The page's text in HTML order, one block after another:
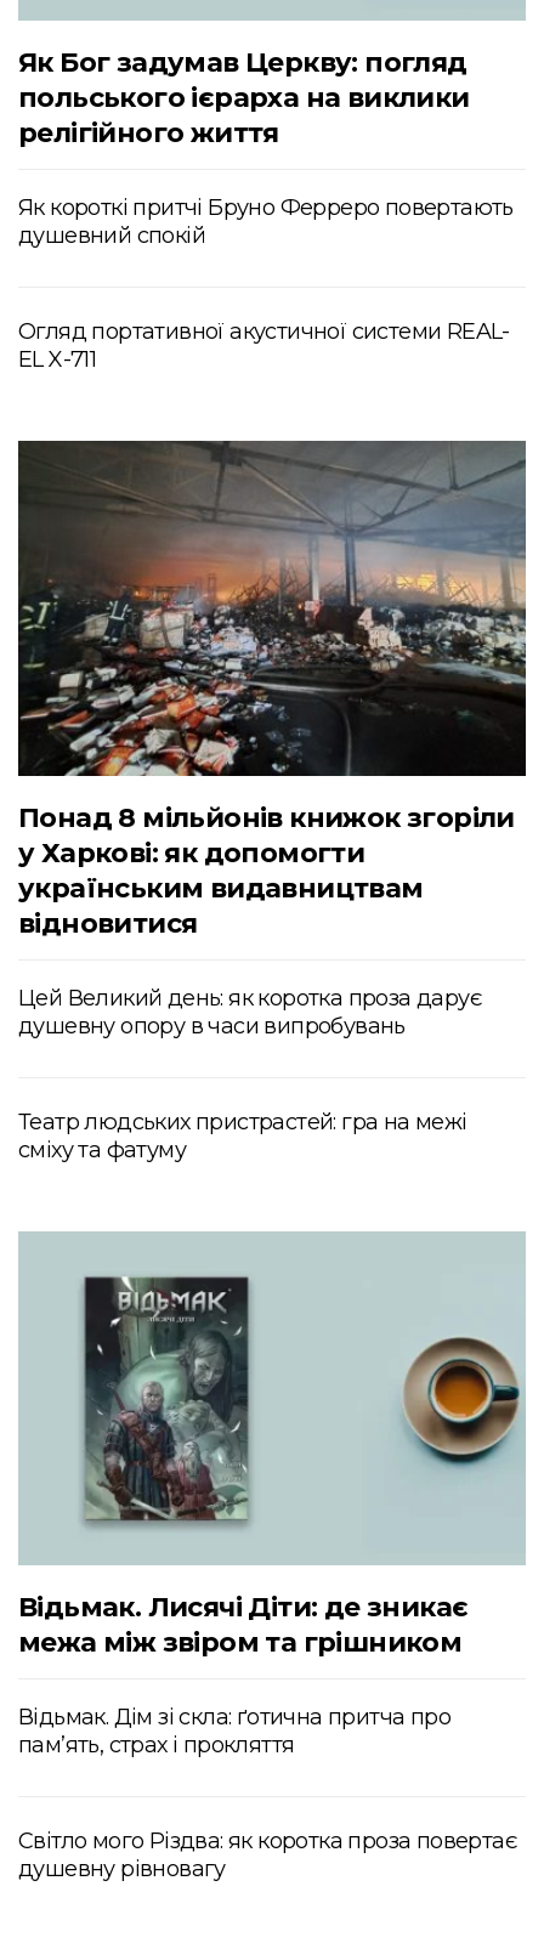
Як Бог задумав Церкву: погляд
польського ієрарха на виклики
релігійного життя
Як короткі притчі Бруно Ферреро повертають
душевний спокій
Огляд портативної акустичної системи REAL-
EL X-711
Понад 8 мільйонів книжок згоріли
у Харкові: як допомогти
українським видавництвам
відновитися
Цей Великий день: як коротка проза дарує
душевну опору в часи випробувань
Театр людських пристрастей: гра на межі
сміху та фатуму
Відьмак. Лисячі Діти: де зникає
межа між звіром та грішником
Відьмак. Дім зі скла: ґотична притча про
пам’ять, страх і прокляття
Світло мого Різдва: як коротка проза повертає
душевну рівновагу